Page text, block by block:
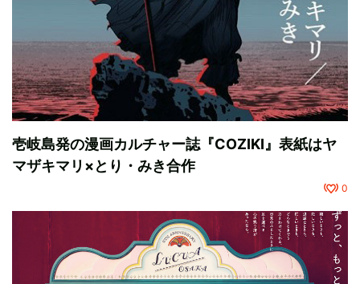
壱岐島発の漫画カルチャー誌『COZIKI』表紙はヤ
マザキマリ×とり・みき合作
0